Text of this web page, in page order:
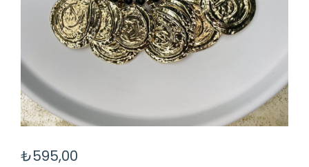
₺595,00